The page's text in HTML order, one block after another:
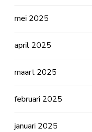
mei 2025
april 2025
maart 2025
februari 2025
januari 2025